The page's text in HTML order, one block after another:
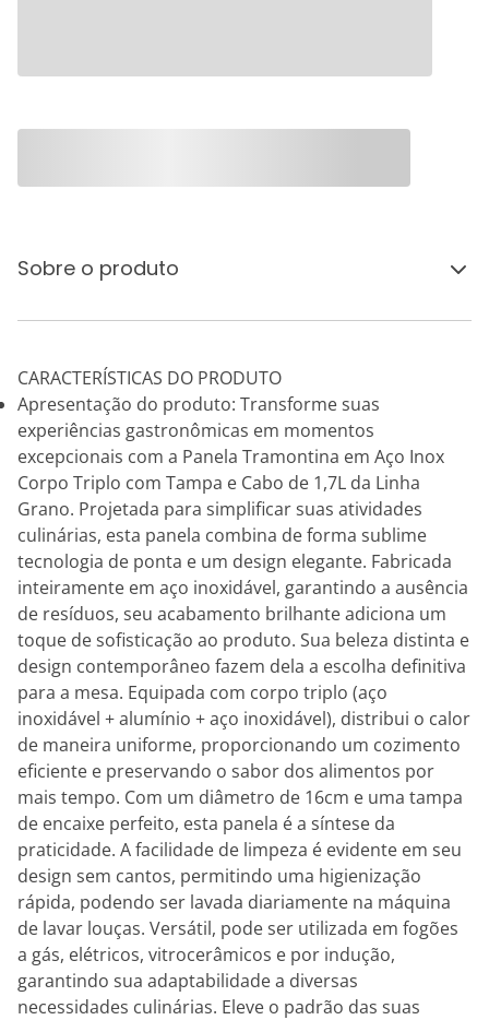
Sobre o produto
CARACTERÍSTICAS DO PRODUTO
Apresentação do produto: Transforme suas
experiências gastronômicas em momentos
excepcionais com a Panela Tramontina em Aço Inox
Corpo Triplo com Tampa e Cabo de 1,7L da Linha
Grano. Projetada para simplificar suas atividades
culinárias, esta panela combina de forma sublime
tecnologia de ponta e um design elegante. Fabricada
inteiramente em aço inoxidável, garantindo a ausência
de resíduos, seu acabamento brilhante adiciona um
toque de sofisticação ao produto. Sua beleza distinta e
design contemporâneo fazem dela a escolha definitiva
para a mesa. Equipada com corpo triplo (aço
inoxidável + alumínio + aço inoxidável), distribui o calor
de maneira uniforme, proporcionando um cozimento
eficiente e preservando o sabor dos alimentos por
mais tempo. Com um diâmetro de 16cm e uma tampa
de encaixe perfeito, esta panela é a síntese da
praticidade. A facilidade de limpeza é evidente em seu
design sem cantos, permitindo uma higienização
rápida, podendo ser lavada diariamente na máquina
de lavar louças. Versátil, pode ser utilizada em fogões
a gás, elétricos, vitrocerâmicos e por indução,
garantindo sua adaptabilidade a diversas
necessidades culinárias. Eleve o padrão das suas